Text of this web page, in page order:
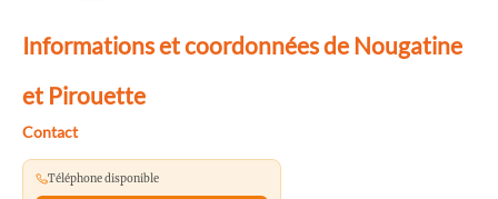
Informations et coordonnées de Nougatine
et Pirouette
Contact
Téléphone disponible